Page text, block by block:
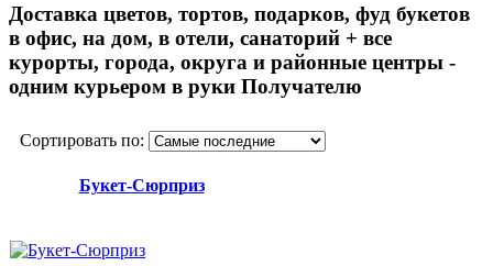
Доставка цветов, тортов, подарков, фуд букетов
в офис, на дом, в отели, санаторий + все
курорты, города, округа и районные центры -
одним курьером в руки Получателю
Сортировать по:
Букет-Сюрприз